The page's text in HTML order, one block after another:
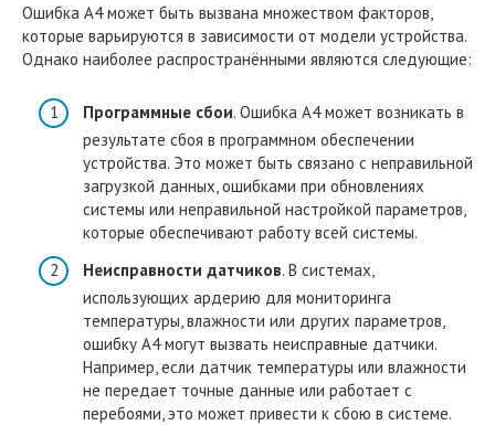
Ошибка A4 может быть вызвана множеством факторов,
которые варьируются в зависимости от модели устройства.
Однако наиболее распространёнными являются следующие:
Программные сбои. Ошибка A4 может возникать в
результате сбоя в программном обеспечении
устройства. Это может быть связано с неправильной
загрузкой данных, ошибками при обновлениях
системы или неправильной настройкой параметров,
которые обеспечивают работу всей системы.
Неисправности датчиков. В системах,
использующих ардерию для мониторинга
температуры, влажности или других параметров,
ошибку A4 могут вызвать неисправные датчики.
Например, если датчик температуры или влажности
не передает точные данные или работает с
перебоями, это может привести к сбою в системе.